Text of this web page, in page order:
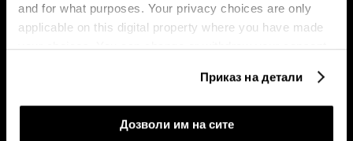
and for what purposes. Your privacy choices are only
applicable on this digital property where you have made
your choices. You can change or withdraw your consent
If you allow, we would also like to:
Приказ на детали
Дозволи им на сите
Берзански преглед:
мируваат, технологијата го
Портфолиото на
странство првпат надмина